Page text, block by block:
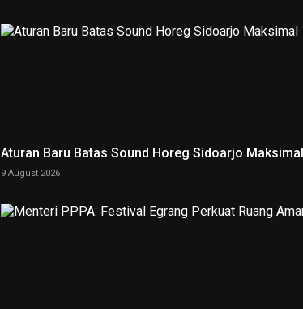
Aturan Baru Batas Sound Horeg Sidoarjo
9 August 2026